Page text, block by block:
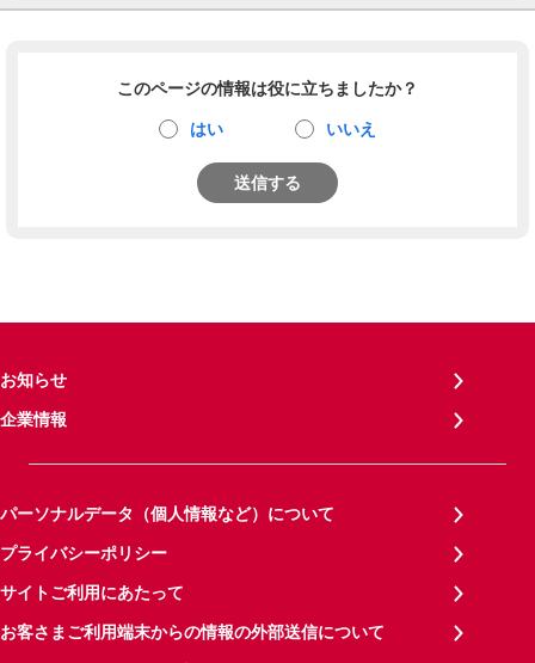
このページの情報は役に立ちましたか？
はい いいえ
送信する
お知らせ
企業情報
パーソナルデータ（個人情報など）について
プライバシーポリシー
サイトご利用にあたって
お客さまご利用端末からの情報の外部送信について